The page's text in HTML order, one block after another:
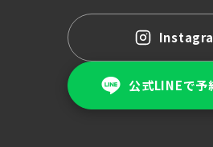
公式LINEで予